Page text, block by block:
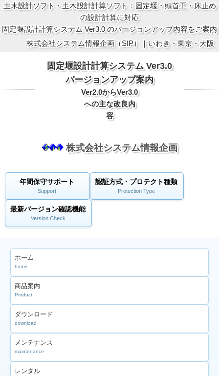
土木設計ソフト・土木設計計算ソフト：固定堰・頭首工・床止め
の設計計算に対応
固定堰設計計算システム Ver3.0 のバージョンアップ内容をご案内
株式会社システム情報企画（SIP）｜いわき・東京・大阪
固定堰設計計算システム Ver3.0
バージョンアップ案内
Ver2.0からVer3.0
への主な改良内
容
株式会社システム情報企画
年間保守サポート
Support
認証方式・プロテクト種類
Protection Type
最新バージョン確認機能
Version Check
ホーム
home
商品案内
Product
ダウンロード
download
メンテナンス
maintenance
レンタル